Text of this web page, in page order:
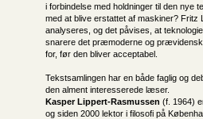
i forbindelse med holdninger til den nye
med at blive erstattet af maskiner? Fritz
analyseres, og det påvises, at
snarere det præmoderne og
for, før den bliver acceptabel.
Tekstsamlingen har en både faglig og
den alment interesserede læser.
Kasper Lippert-Rasmussen (f. 1964)
og siden 2000 lektor i filosofi på